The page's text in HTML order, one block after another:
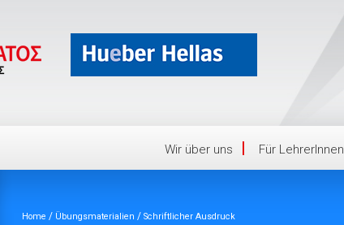
Wir über uns Für LehrerInnen
Home / Übungsmaterialien / Schriftlicher Ausdruck